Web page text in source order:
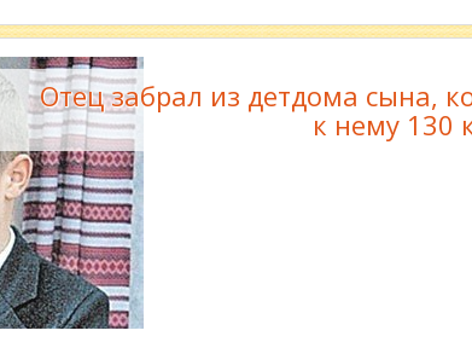
Отец забрал из детдома сына,
к нему 130